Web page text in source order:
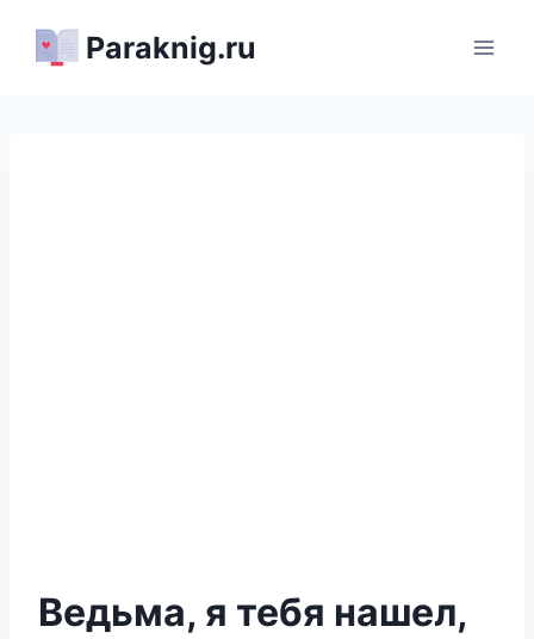
Paraknig.ru
Ведьма, я тебя нашел,